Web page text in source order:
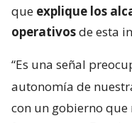
que explique los
operativosde esta
“Es una señal
autonomía de
con un gobierno